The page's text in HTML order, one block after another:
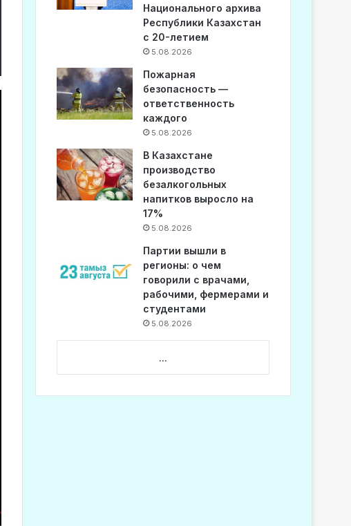
Национального архива
Республики Казахстан
с 20-летием
5.08.2026
Пожарная
безопасность —
ответственность
каждого
5.08.2026
В Казахстане
производство
безалкогольных
напитков выросло на
17%
5.08.2026
Партии вышли в
регионы: о чем
говорили с врачами,
рабочими, фермерами и
студентами
5.08.2026
...